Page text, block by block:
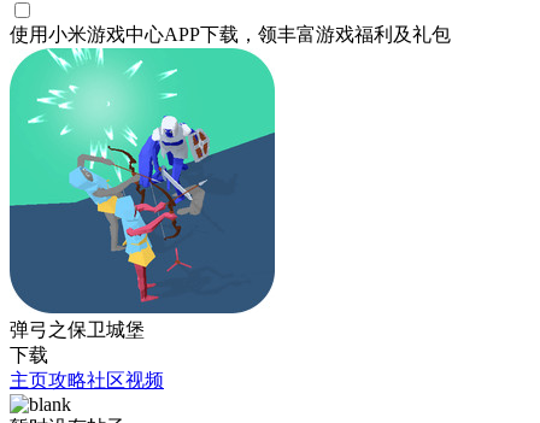
使用小米游戏中心APP下载 ，领丰富游戏福利 及礼包
弹弓之保卫城堡
下载
主页攻略社区视频